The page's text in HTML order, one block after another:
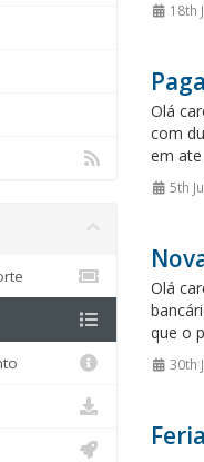
18th
Olá
com
em
5th
Olá
que o
30th